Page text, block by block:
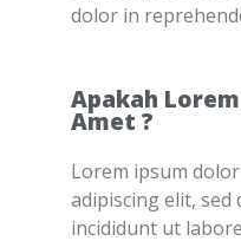
dolor in
Apakah
Amet ?
Lorem ipsum
adipiscing elit,
incididunt ut